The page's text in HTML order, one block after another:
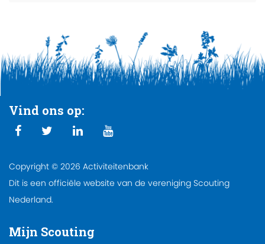
Vind ons op:
Copyright © 2026 Activiteitenbank
Dit is een officiële website van de vereniging Scouting
Nederland.
Mijn Scouting